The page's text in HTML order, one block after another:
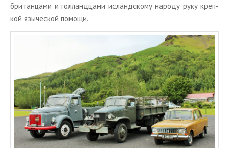
бри­тан­ца­ми и гол­ланд­ца­ми ис­ланд­ско­му на­ро­ду руку креп­
кой язы­че­ской по­мо­щи.